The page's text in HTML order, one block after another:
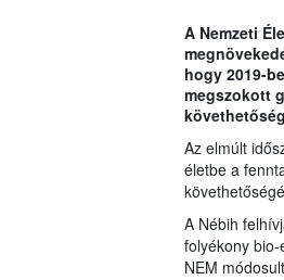
A Nemzeti
hogy 2019-
megszokott
Az elmúlt
életbe a
A Nébih
folyékony
NEM